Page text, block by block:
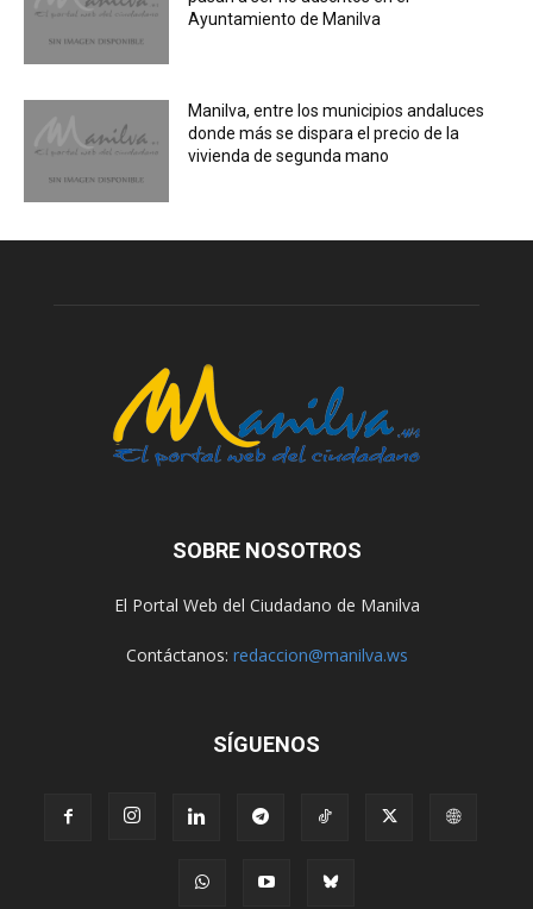
Ayuntamiento de Manilva
Manilva, entre los municipios andaluces
donde más se dispara el precio de la
vivienda de segunda mano
SOBRE NOSOTROS
El Portal Web del Ciudadano de Manilva
Contáctanos: redaccion@manilva.ws
SÍGUENOS